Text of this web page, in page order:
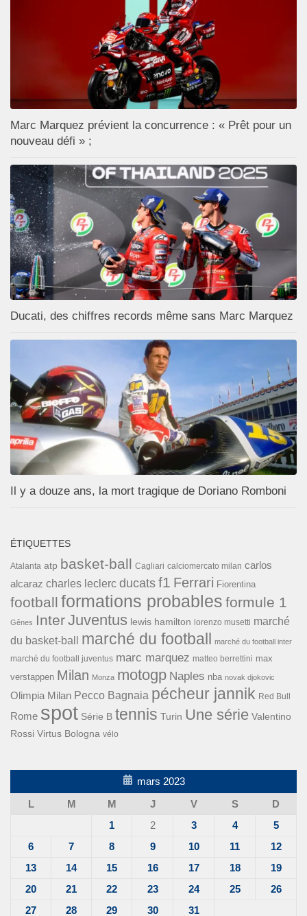
Marc Marquez prévient la concurrence : « Prêt pour un
nouveau défi » ;
Ducati, des chiffres records même sans Marc Marquez
Il y a douze ans, la mort tragique de Doriano Romboni
ÉTIQUETTES
Atalanta atp basket-ball Cagliari calciomercato milan carlos
alcaraz charles leclerc ducats f1 Ferrari Fiorentina
football formations probables formule 1
Gênes InterJuventus lewis hamilton lorenzo musetti marché
du basket-ball
marché du football marché du football inter
marché du football juventus marc marquez matteo berrettini max
verstappen Milan Monza motogp Naples nba novak djokovic
Olimpia Milan Pecco Bagnaia pécheur jannik Red Bull
Rome spot Série B tennis Turin Une série Valentino
Rossi Virtus Bologna vélo
mars 2023
L
M M J V S
D
1
2 3 4
5
6
7 8 9 10 11
12
13
14 15 16 17 18
19
20
21 22 23 24 25
26
27
28 29 30 31